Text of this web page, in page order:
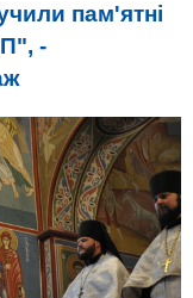
пам'ятні
-